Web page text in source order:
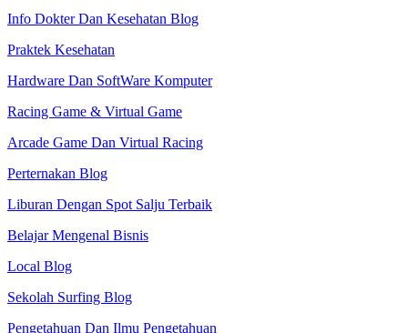
Info Dokter Dan Kesehatan Blog
Praktek Kesehatan
Hardware Dan SoftWare Komputer
Racing Game & Virtual Game
Arcade Game Dan Virtual Racing
Perternakan Blog
Liburan Dengan Spot Salju Terbaik
Belajar Mengenal Bisnis
Local Blog
Sekolah Surfing Blog
Pengetahuan Dan Ilmu Pengetahuan